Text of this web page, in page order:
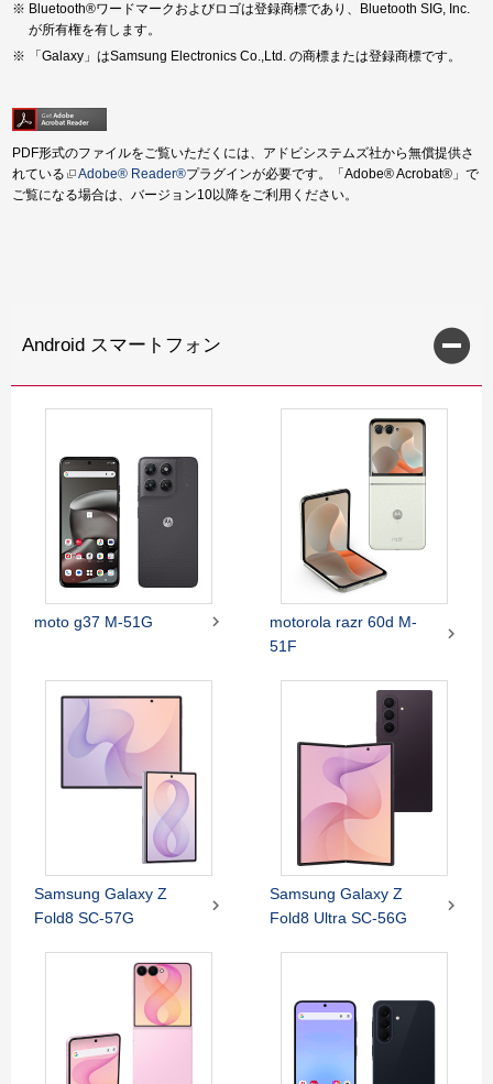
Bluetooth®ワードマークおよびロゴは登録商標であり、Bluetooth SIG, Inc.
が所有権を有します。
「Galaxy」はSamsung Electronics Co.,Ltd. の商標または登録商標です。
PDF形式のファイルをご覧いただくには、アドビシステムズ社から無償提供さ
れている
Adobe® Reader®プラグインが必要です。「Adobe® Acrobat®」で
ご覧になる場合は、バージョン10以降をご利用ください。
Android スマートフォン
moto g37 M-51G 
motorola razr 60d M-
51F

Samsung Galaxy Z
Fold8 SC-57G

Samsung Galaxy Z
Fold8 Ultra SC-56G
